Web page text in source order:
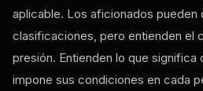
aplicable. Los aficionados pueden
clasificaciones, pero entienden el
presión. Entienden lo que significa
impone sus condiciones en cada